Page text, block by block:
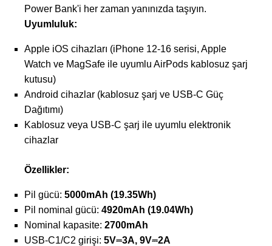
Power Bank'i her zaman yanınızda taşıyın.
Uyumluluk:
Apple iOS cihazları (iPhone 12-16 serisi, Apple
Watch ve MagSafe ile uyumlu AirPods kablosuz şarj
kutusu)
Android cihazlar (kablosuz şarj ve USB-C Güç
Dağıtımı)
Kablosuz veya USB-C şarj ile uyumlu elektronik
cihazlar
Özellikler:
Pil gücü: 5000mAh (19.35Wh)
Pil nominal gücü: 4920mAh (19.04Wh)
Nominal kapasite: 2700mAh
USB-C1/C2 girişi: 5V⎓3A, 9V⎓2A